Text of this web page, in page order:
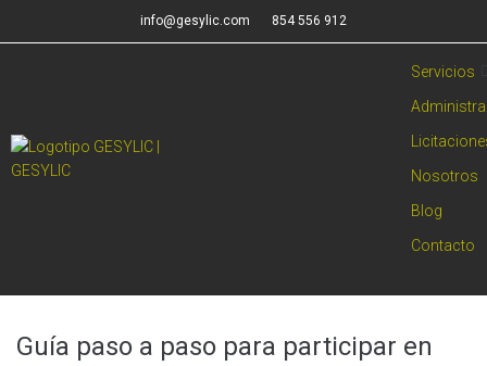
info@gesylic.com 854 556 912
Servicios
Nosotros
Blog
Contacto
Guía paso a paso para participar en